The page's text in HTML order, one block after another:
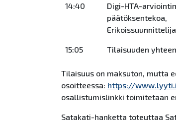
14:40
Digi-HTA-
päätöksentekoa,
Erikoissuunnittelija
15:05 Tilaisuuden
Tilaisuus on maksuton, mutta
osoitteessa: https://
osallistumislinkki toimitetaan
Satakati-hanketta toteuttaa